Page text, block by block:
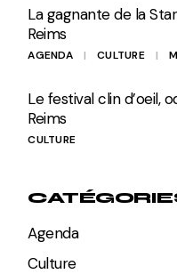
La gagnante de la
Reims
AGENDA CULTURE
Le festival clin d’oeil,
Reims
CULTURE
Agenda
Culture